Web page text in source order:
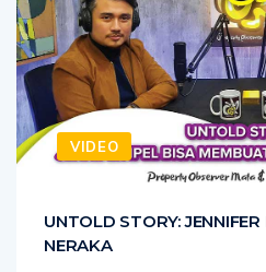
VIDEO
UNTOLD STORY:
NERAKA